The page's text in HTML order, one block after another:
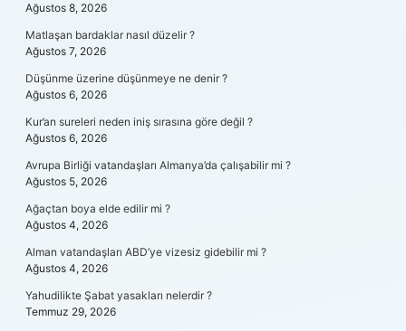
Ağustos 8, 2026
Matlaşan bardaklar nasıl düzelir ?
Ağustos 7, 2026
Düşünme üzerine düşünmeye ne denir ?
Ağustos 6, 2026
Kur’an sureleri neden iniş sırasına göre değil ?
Ağustos 6, 2026
Avrupa Birliği vatandaşları Almanya’da çalışabilir mi ?
Ağustos 5, 2026
Ağaçtan boya elde edilir mi ?
Ağustos 4, 2026
Alman vatandaşları ABD’ye vizesiz gidebilir mi ?
Ağustos 4, 2026
Yahudilikte Şabat yasakları nelerdir ?
Temmuz 29, 2026